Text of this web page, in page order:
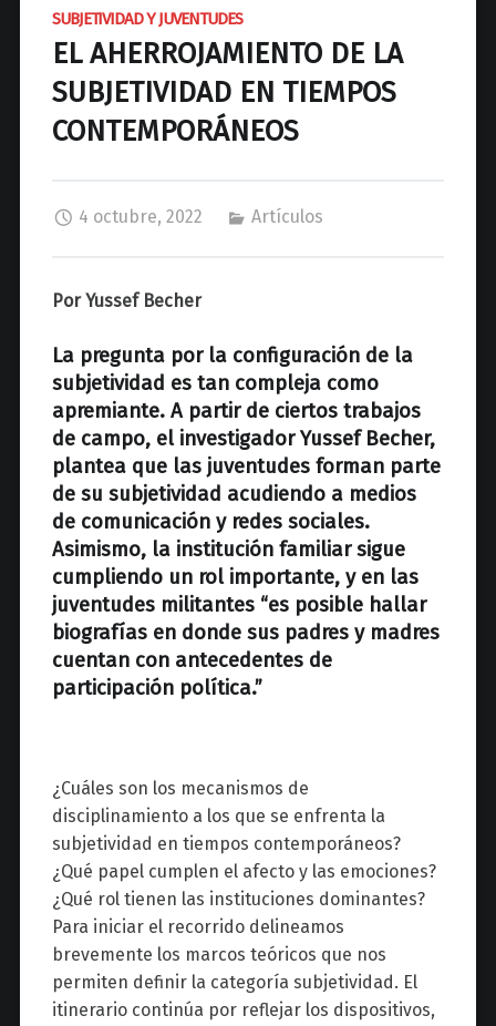
e
J
o
s
P
SUBJETIVIDAD Y JUVENTUDES
EL AHERROJAMIENTO DE LA
SUBJETIVIDAD EN TIEMPOS
CONTEMPORÁNEOS
4 octubre, 2022 Artículos
Por Yussef Becher
La pregunta por la configuración de la
subjetividad es tan compleja como
apremiante. A partir de ciertos trabajos
de campo, el investigador Yussef Becher,
plantea que las juventudes forman parte
de su subjetividad acudiendo a medios
de comunicación y redes sociales.
Asimismo, la institución familiar sigue
cumpliendo un rol importante, y en las
juventudes militantes “es posible hallar
biografías en donde sus padres y madres
cuentan con antecedentes de
participación política.”
¿Cuáles son los mecanismos de
disciplinamiento a los que se enfrenta la
subjetividad en tiempos contemporáneos?
¿Qué papel cumplen el afecto y las emociones?
¿Qué rol tienen las instituciones dominantes?
Para iniciar el recorrido delineamos
brevemente los marcos teóricos que nos
permiten definir la categoría subjetividad. El
itinerario continúa por reflejar los dispositivos,